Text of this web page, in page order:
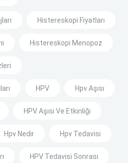
Histereskopi Fiyatları
Histereskopi Menopoz
HPV Hpv Aşısı
HPV Aşısı Ve Etkinliği
Hpv Nedir Hpv Tedavisi
HPV Tedavisi Sonrası